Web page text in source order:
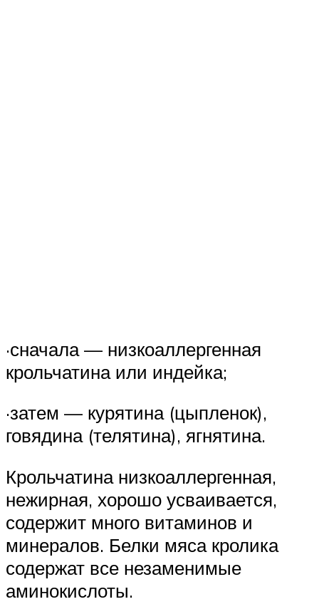
·сначала — низкоаллергенная
крольчатина или индейка;
·затем — курятина (цыпленок),
говядина (телятина), ягнятина.
Крольчатина низкоаллергенная,
нежирная, хорошо усваивается,
содержит много витаминов и
минералов. Белки мяса кролика
содержат все незаменимые
аминокислоты.